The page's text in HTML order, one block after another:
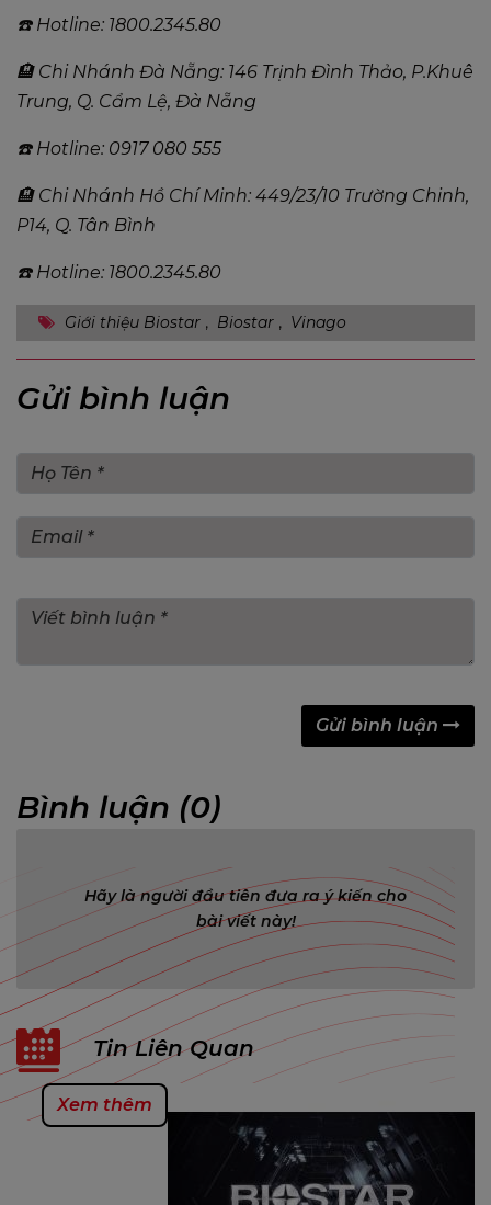
☎️ Hotline: 1800.2345.80
🏨 Chi Nhánh Đà Nẵng: 146 Trịnh Đình Thảo, P.Khuê
Trung, Q. Cẩm Lệ, Đà Nẵng
☎️ Hotline: 0917 080 555
🏨 Chi Nhánh Hồ Chí Minh: 449/23/10 Trường Chinh,
P14, Q. Tân Bình
☎️ Hotline: 1800.2345.80
Giới thiệu Biostar , Biostar , Vinago
Gửi bình luận
Gửi bình luận
Bình luận (0)
Hãy là người đầu tiên đưa ra ý kiến cho
bài viết này!
Tin Liên Quan
Xem thêm